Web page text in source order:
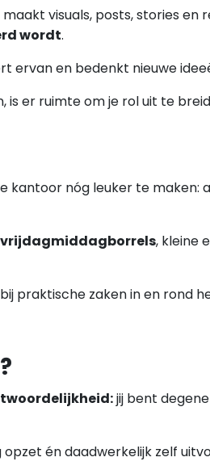
visuals, posts, stories en
wordt.
ervan en bedenkt nieuwe
is er ruimte om je rol uit te
kantoor nóg leuker te maken:
vrijdagmiddagborrels, kleine
praktische zaken in en rond
jij bent
én daadwerkelijk zelf